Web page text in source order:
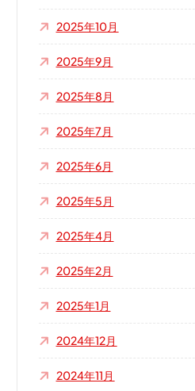
2025年10月
2025年9月
2025年8月
2025年7月
2025年6月
2025年5月
2025年4月
2025年2月
2025年1月
2024年12月
2024年11月